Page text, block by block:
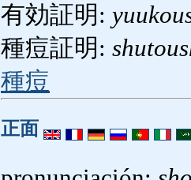
有効証明:
種痘証明:
種痘
正面